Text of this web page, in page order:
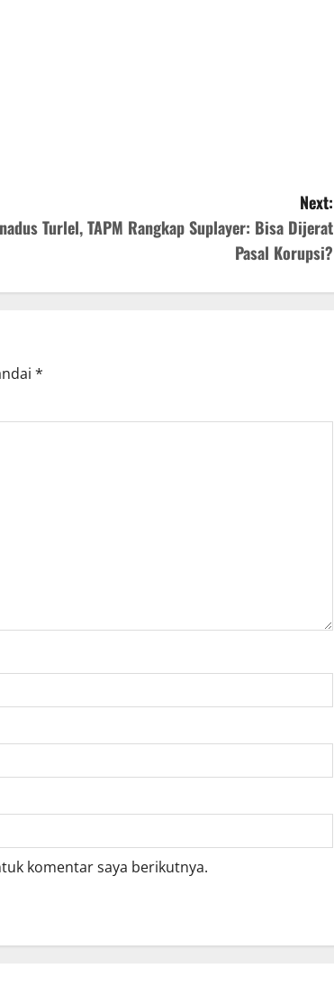
Next:
Turlel, TAPM Rangkap Suplayer: Bisa Dijerat
Pasal Korupsi?
*
komentar saya berikutnya.